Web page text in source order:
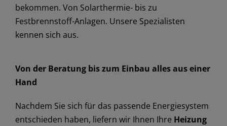
bekommen. Von Solarthermie- bis zu
Festbrennstoff-Anlagen. Unsere Spezialisten
kennen sich aus.
Von der Beratung bis zum Einbau alles aus einer
Hand
Nachdem Sie sich für das passende Energiesystem
entschieden haben, liefern wir Ihnen Ihre Heizung